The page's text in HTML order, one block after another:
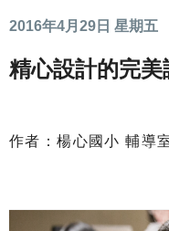
2016年4月29日 星期五
精心設計的完美
作者：楊心國小 輔導